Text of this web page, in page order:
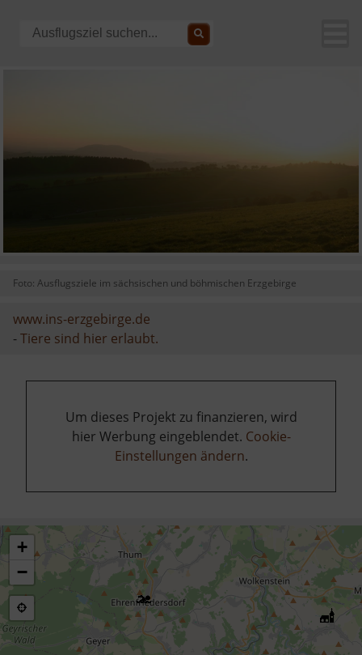
Foto: Ausflugsziele im sächsischen und böhmischen Erzgebirge
www.ins-erzgebirge.de
-Tiere sind hier erlaubt.
Um dieses Projekt zu finanzieren, wird
hier Werbung eingeblendet. Cookie-
Einstellungen ändern.
+
−